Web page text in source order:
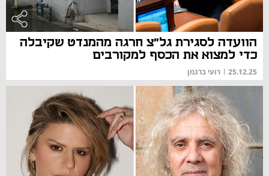
הוועדה לסגירת גל"צ חרגה מהמנדט שקיבלה
כדי למצוא את הכסף למקורבים
25.12.25
| רועי ברגמן